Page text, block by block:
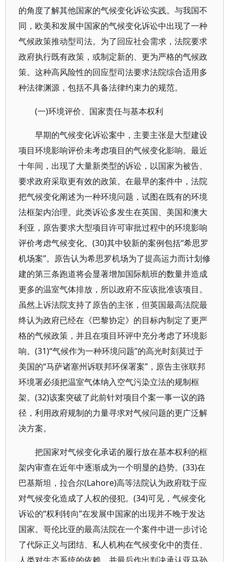
的角度了解其他国家的气候变化诉讼实践。与我国不
同，欧美和发展中国家的气候变化诉讼中出现了一种
气候政策推动型司法。为了回应社会需求，法院要求
政府执行既有政策，或制定新的、更为严格的气候政
策。这种高风险性的回应型司法要求法院综合适用多
种法律渊源，包括不具备法律约束力的规范。
(一)环境评价、国家责任与基本权利
早期的气候变化诉讼案中，主要主张是大型建设
项目环境影响评价未考虑项目的气候变化影响。最近
十年间，出现了大量新类型的诉讼，以国家为被告、
要求政府采取更有效的政策。在最早的案件中，法院
把气候变化阐述为一种环境问题，试图在既有的环境
法框架内治理。此类诉讼多发生在英国、美国和澳大
利亚，原告要求大型项目许可审批过程中的环境影响
评价考虑气候变化。(30)其中较新的案例包括“希思罗
机场案”。原告认为希思罗机场为了提高运力而计划修
建的第三条跑道将会显著增加国际航班的数量并造成
更多的温室气体排放，所以政府不应该批准该项目。
虽然上诉法院支持了原告的主张，但英国最高法院最
终认为政府已经在《巴黎协定》的目标内制定了更严
格的气候政策，并且在项目环评中充分考虑了环境影
响。(31)“气候作为一种环境问题”的高光时刻莫过于
美国的“马萨诸塞州诉联邦环保署案”，原告主张联邦
环境署必须把温室气体纳入空气污染立法的规制框
架。(32)该案突破了此前针对项目个案一事一议的路
径，利用政府规制的力量寻求对气候问题的更广泛解
决方案。
把国家对气候变化承诺的履行放在基本权利的框
架内审查在近年中逐渐成为一个明显的趋势。(33)在
巴基斯坦，拉合尔(Lahore)高等法院认为政府耽于应
对气候变化造成了人权的侵犯。(34)可见，气候变化
诉讼的“权利转向”在发展中国家的出现并不晚于发达
国家。哥伦比亚的最高法院在一个案件中进一步讨论
了代际正义与团结、私人机构在气候变化中的责任、